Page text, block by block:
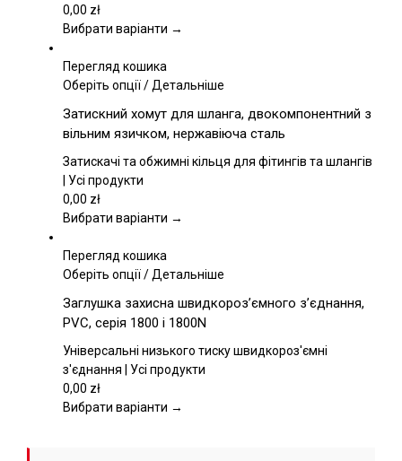
на
товару
0,00 zł
Вибрати варіанти →
Перегляд кошика
Оберіть опціїЦей
має
кілька
варіантів.
Параметри
вибрати
сторінці
товару
/Детальніше
Затискний хомут для шланга, двокомпонентний з
вільним язичком, нержавіюча сталь
Затискачі та обжимні кільця для фітингів та шлангів
| Усі продукти
0,00 zł
Вибрати варіанти →
Перегляд кошика
Оберіть опціїЦей
має
кілька
варіантів.
Параметри
вибрати
/Детальніше
Заглушка захисна швидкороз’ємного з’єднання,
PVC, серія 1800 і 1800N
Універсальні низького тиску швидкороз'ємні
з'єднання | Усі продукти
0,00 zł
Вибрати варіанти →